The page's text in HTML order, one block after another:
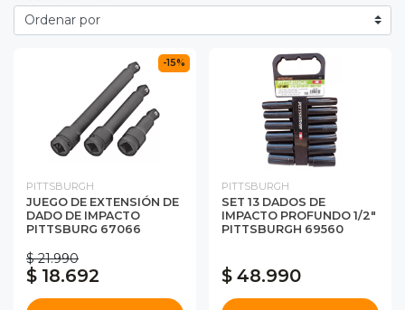
-15%
PITTSBURGH
JUEGO DE EXTENSIÓN DE
DADO DE IMPACTO
PITTSBURG 67066
$ 21.990
$ 18.692
PITTSBURGH
SET 13 DADOS DE
IMPACTO PROFUNDO 1/2"
PITTSBURGH 69560
$ 48.990